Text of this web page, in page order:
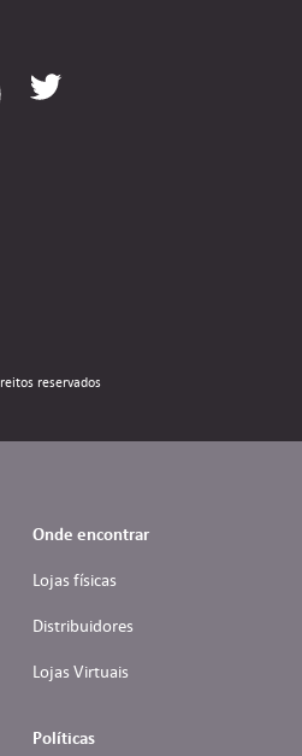
reservados
Onde encontrar
Lojas físicas
Distribuidores
Lojas Virtuais
Políticas